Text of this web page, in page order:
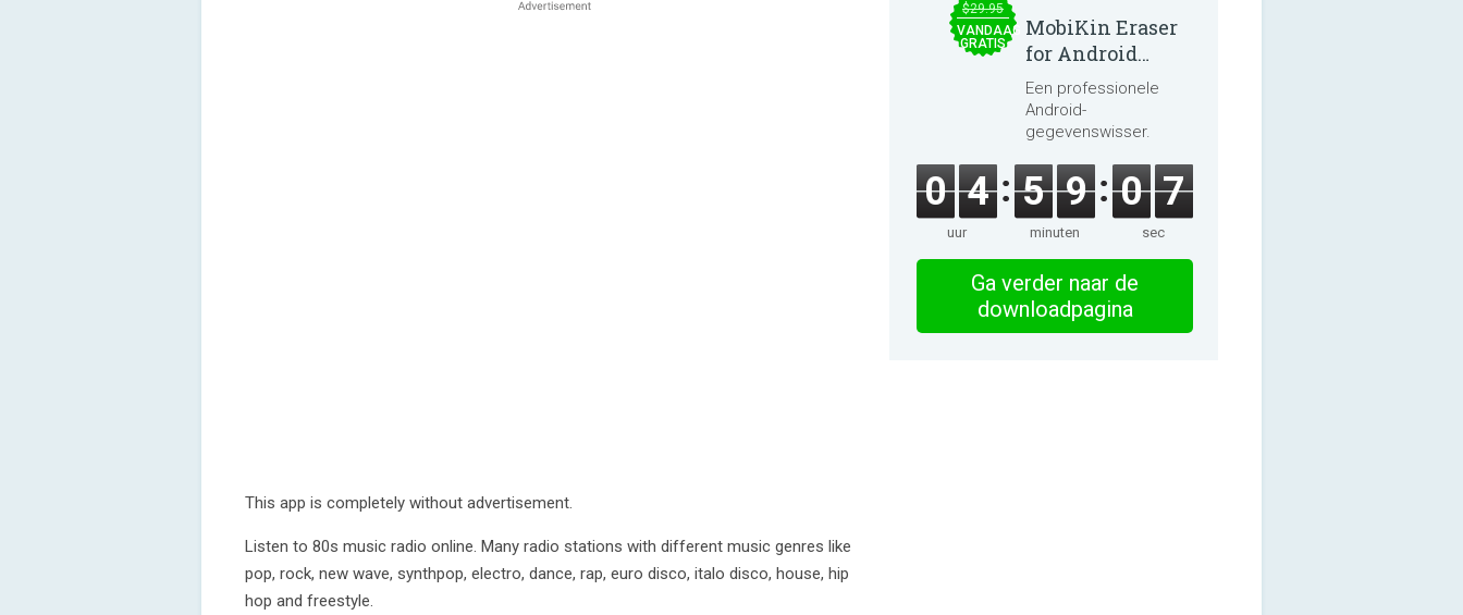
This app is completely without advertisement.
Listen to 80s music radio online. Many radio stations with different music genres like
pop, rock, new wave, synthpop, electro, dance, rap, euro disco, italo disco, house, hip
hop and freestyle.
$29.95
VANDAAG
GRATIS
MobiKin Eraser
for Android
5.0.25
Een professionele
Android-
gegevenswisser.
0 4
uur
5 9
minuten
0 7
sec
Ga verder naar de
downloadpagina